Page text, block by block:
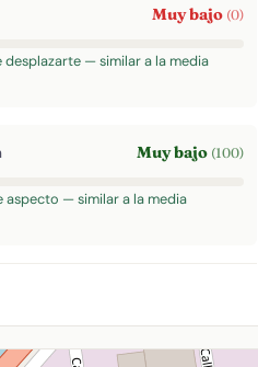
Muy bajo (0)
desplazarte — similar a la media
Muy bajo (100)
aspecto — similar a la media